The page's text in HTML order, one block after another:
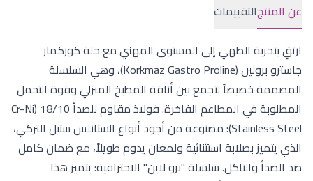
عن المنتجالتقييمات
ارتقِ بتجربة الطهي إلى المستوى المهني مع حلة كوركماز
جاسترو برولين (Korkmaz Gastro Proline)، وهي السلسلة
المصممة خصيصاً لتجمع بين أناقة المطبخ المنزلي وقوة التحمل
المطلوبة في المطاعم الفاخرة. فولاذ مقاوم للصدأ 18/10 (Cr-Ni
Stainless Steel): مصنوعة من أجود أنواع الستانلس ستيل التركي،
الذي يتميز بصلابة استثنائية ولمعان يدوم طويلاً، مع ضمان كامل
ضد الصدأ والتآكل. سلسلة "برو لاين" الاحترافية: يتميز هذا